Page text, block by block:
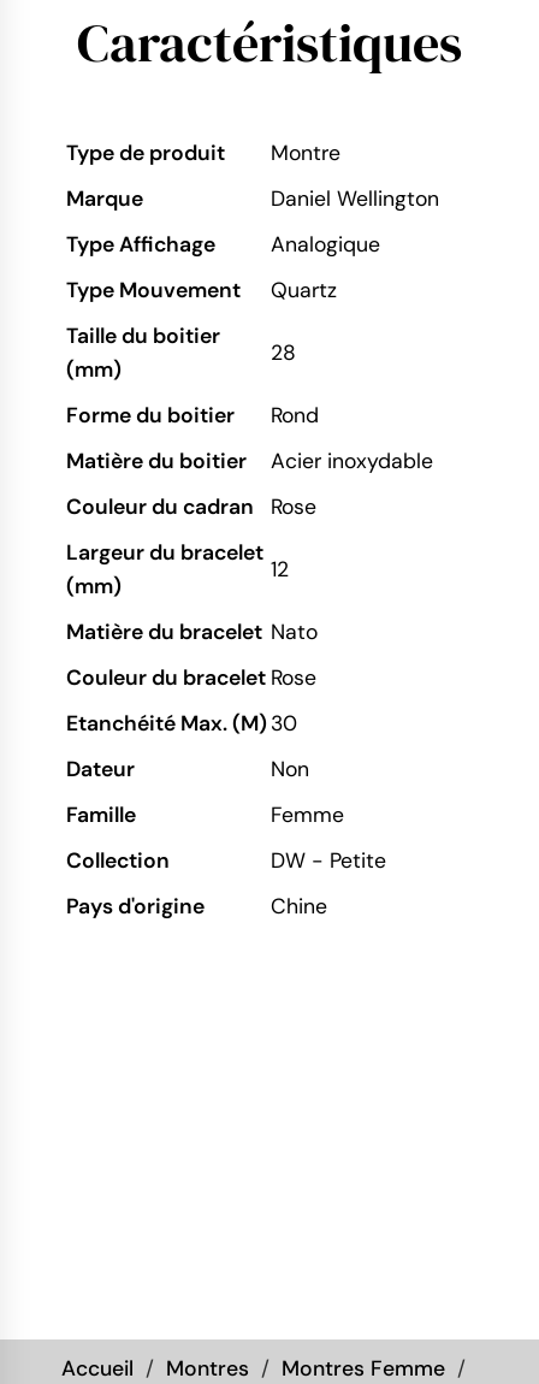
Caractéristiques
Type de produit
Montre
Marque
Daniel Wellington
Type Affichage
Analogique
Type Mouvement
Quartz
Taille du boitier
(mm)
28
Forme du boitier
Rond
Matière du boitier
Acier inoxydable
Couleur du cadran
Rose
Largeur du bracelet
(mm)
12
Matière du bracelet Nato
Couleur du bracelet Rose
Etanchéité Max. (M)30
Dateur
Non
Famille
Femme
Collection
DW - Petite
Pays d'origine
Chine
Accueil Montres
Montres Femme